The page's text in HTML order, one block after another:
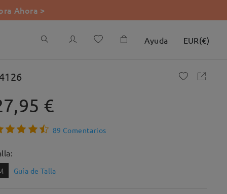
Ahora >
Ayuda EUR(€)
€
89 Comentarios
Guía de Talla